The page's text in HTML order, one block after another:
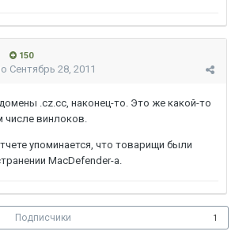
150
Сентябрь 28, 2011
.cz.cc, наконец-то. Это же какой-то
числе винлоков.
упоминается, что товарищи были
MacDefender-а.
Подписчики 1